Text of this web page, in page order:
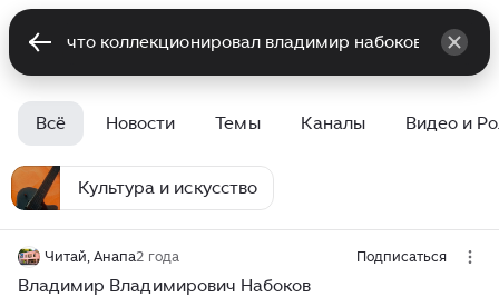
Всё Новости Темы Каналы Видео и
Культура и искусство
Читай, Анапа2 года Подписаться
Владимир Владимирович Набоков